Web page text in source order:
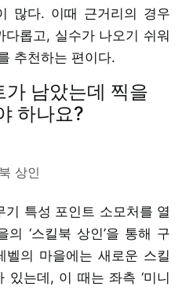
많다. 이때 근거리의 경우
롭고, 실수가 나오기 쉬워
추천하는 편이다.
가 남았는데 찍을
하나요?
상인
특성 포인트 소모처를 열
‘스킬북 상인’을 통해 구
의 마을에는 새로운 스킬
있는데, 이 때는 좌측 ‘미니